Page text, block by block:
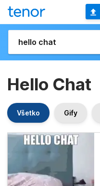
Hello Chat
Všetko Gify